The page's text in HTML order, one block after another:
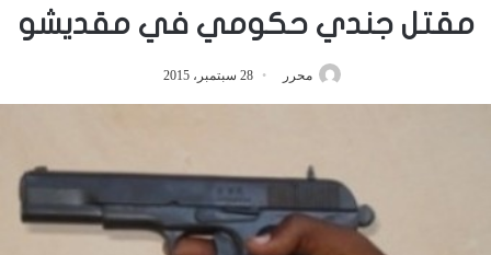
مقتل جندي حكومي في مقديشو
محرر 28 سبتمبر، 2015